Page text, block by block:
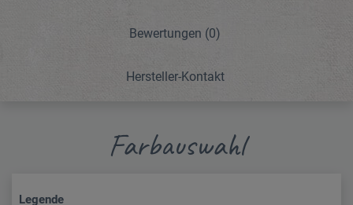
Bewertungen (0)
Hersteller-Kontakt
Farbauswahl
Legende